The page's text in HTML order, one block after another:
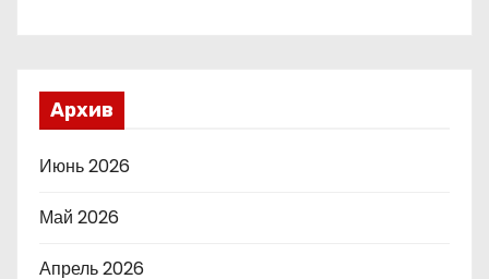
Архив
Июнь 2026
Май 2026
Апрель 2026